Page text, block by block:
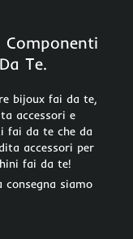
Componenti
Te.
bijoux fai da te,
accessori e
fai da te che da
accessori per
fai da te!
siamo